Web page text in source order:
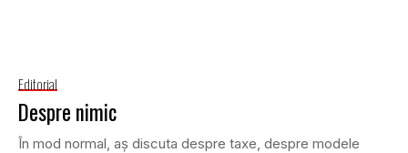
Editorial
Despre nimic
În mod normal, aș discuta despre taxe, despre modele